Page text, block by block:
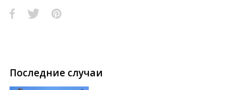
Последние случаи